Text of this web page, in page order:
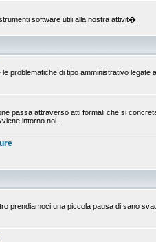
software utili alla nostra attivit�.
problematiche di tipo amministrativo
passa attraverso atti formali che si
intorno noi.
prendiamoci una piccola pausa di sano